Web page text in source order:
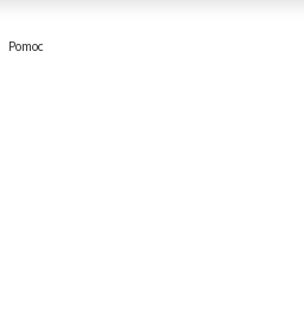
Pomoc